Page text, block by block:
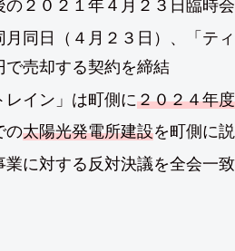
２０２１年４月２３日臨時
月同日（４月２３日）、「テ
売却する契約を締結
レイン」は町側に２０２４年
の太陽光発電所建設を町側に
に対する反対決議を全会一